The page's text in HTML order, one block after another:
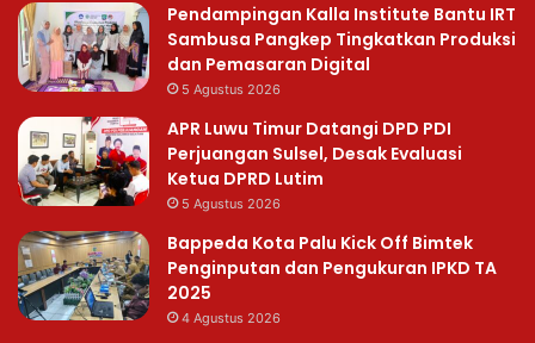
Pendampingan Kalla Institute Bantu IRT
Sambusa Pangkep Tingkatkan Produksi
dan Pemasaran Digital
5 Agustus 2026
APR Luwu Timur Datangi DPD PDI
Perjuangan Sulsel, Desak Evaluasi
Ketua DPRD Lutim
5 Agustus 2026
Bappeda Kota Palu Kick Off Bimtek
Penginputan dan Pengukuran IPKD TA
2025
4 Agustus 2026